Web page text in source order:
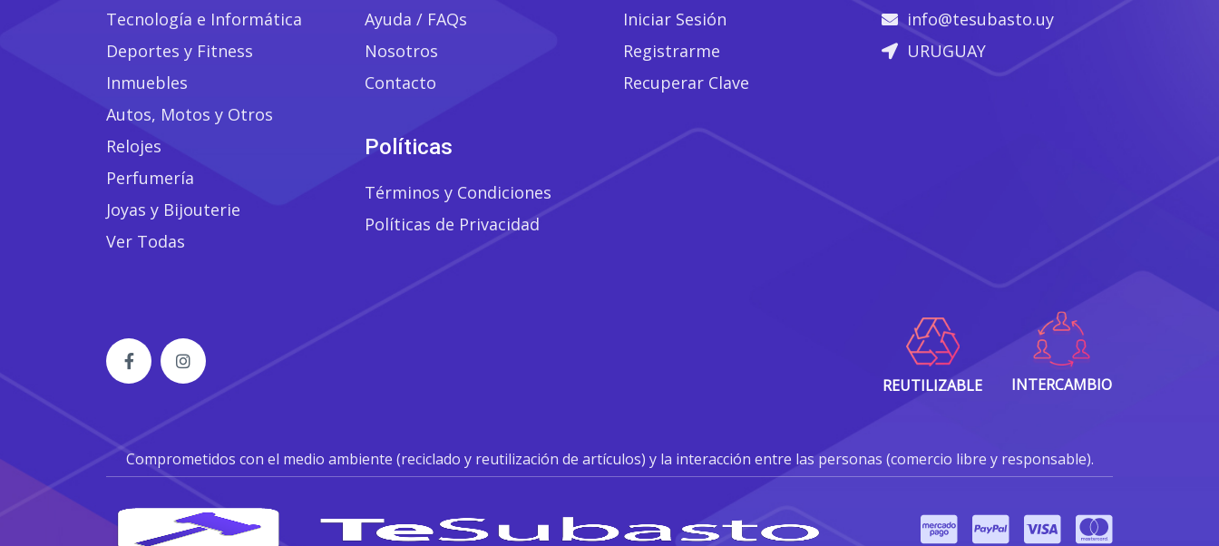
Tecnología e Informática
Deportes y Fitness
Inmuebles
Autos, Motos y Otros
Relojes
Perfumería
Joyas y Bijouterie
Ver Todas
Ayuda / FAQs
Nosotros
Contacto
Políticas
Términos y Condiciones
Políticas de Privacidad
Iniciar Sesión
Registrarme
Recuperar Clave
info@tesubasto.uy
URUGUAY
REUTILIZABLE INTERCAMBIO
Comprometidos con el medio ambiente (reciclado y reutilización de artículos) y la interacción entre las personas (comercio libre y responsable).